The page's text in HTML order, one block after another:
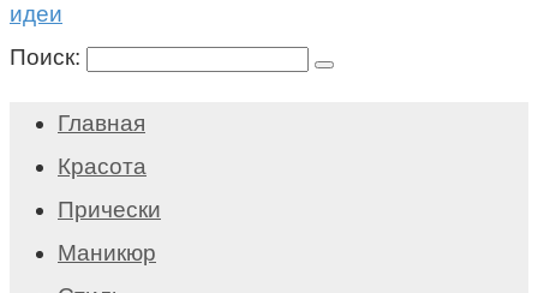
Поиск:
Главная
Красота
Прически
Маникюр